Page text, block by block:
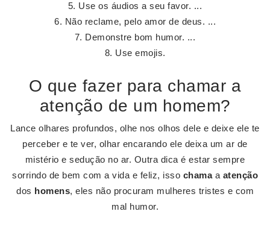
Use os áudios a seu favor. ...
Não reclame, pelo amor de deus. ...
Demonstre bom humor. ...
Use emojis.
O que fazer para chamar a
atenção de um homem?
Lance olhares profundos, olhe nos olhos dele e deixe ele te
perceber e te ver, olhar encarando ele deixa um ar de
mistério e sedução no ar. Outra dica é estar sempre
sorrindo de bem com a vida e feliz, isso chamaa atenção
dos homens, eles não procuram mulheres tristes e com
mal humor.